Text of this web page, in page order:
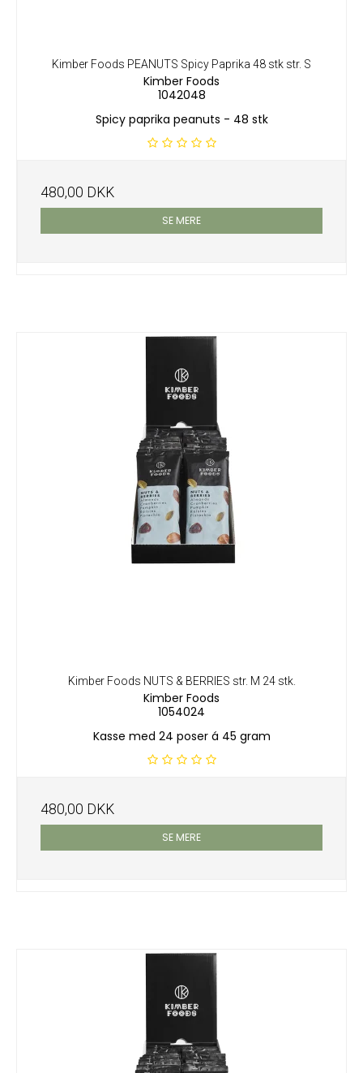
Kimber Foods PEANUTS Spicy Paprika 48 stk str. S
Kimber Foods
1042048
Spicy paprika peanuts - 48 stk
480,00 DKK
SE MERE
Kimber Foods NUTS & BERRIES str. M 24 stk.
Kimber Foods
1054024
Kasse med 24 poser á 45 gram
480,00 DKK
SE MERE